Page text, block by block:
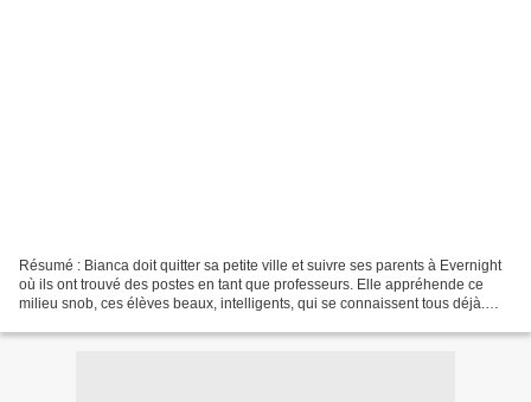
Résumé : Bianca doit quitter sa petite ville et suivre ses parents à Evernight
où ils ont trouvé des postes en tant que professeurs. Elle appréhende ce
milieu snob, ces élèves beaux, intelligents, qui se connaissent tous déjà.